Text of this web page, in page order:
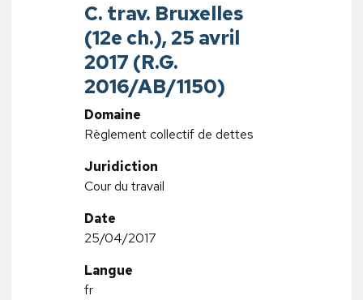
C. trav. Bruxelles
(12e ch.), 25 avril
2017 (R.G.
2016/AB/1150)
Domaine
Règlement collectif de dettes
Juridiction
Cour du travail
Date
25/04/2017
Langue
fr